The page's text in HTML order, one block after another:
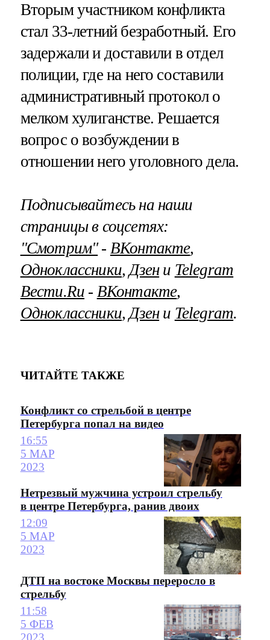
Вторым участником конфликта
стал 33-летний безработный. Его
задержали и доставили в отдел
полиции, где на него составили
административный протокол о
мелком хулиганстве. Решается
вопрос о возбуждении в
отношении него уголовного дела.
Подписывайтесь на наши
страницы в соцсетях:
"Смотрим"‐ ВКонтакте,
Одноклассники, Дзени Telegram
Вести.Ru ‐ ВКонтакте,
Одноклассники, Дзени Telegram.
ЧИТАЙТЕ ТАКЖЕ
Конфликт со стрельбой в центре
Петербурга попал на видео
16:55
5 МАР
2023
Нетрезвый мужчина устроил стрельбу
в центре Петербурга, ранив двоих
12:09
5 МАР
2023
ДТП на востоке Москвы переросло в
стрельбу
11:58
5 ФЕВ
2023